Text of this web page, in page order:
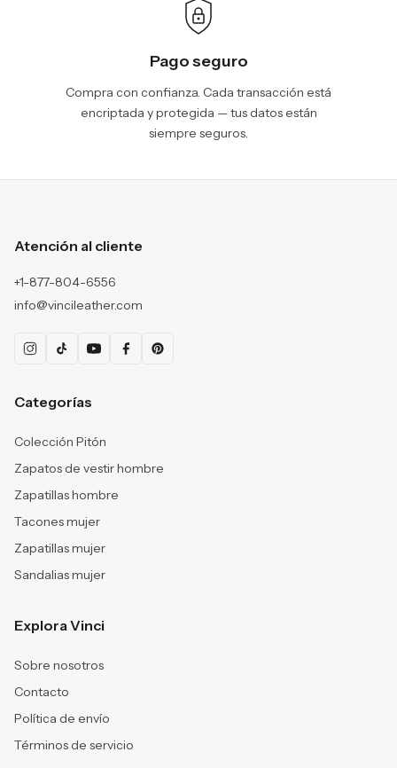
Pago seguro
Compra con confianza. Cada transacción está
encriptada y protegida — tus datos están
siempre seguros.
Atención al cliente
+1-877-804-6556
info@vincileather.com
Categorías
Colección Pitón
Zapatos de vestir hombre
Zapatillas hombre
Tacones mujer
Zapatillas mujer
Sandalias mujer
Explora Vinci
Sobre nosotros
Contacto
Política de envío
Términos de servicio